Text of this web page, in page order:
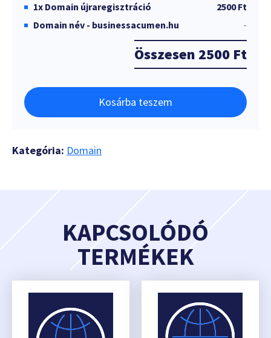
1x Domain újraregisztráció
2500 Ft
Domain név - businessacumen.hu
-
Összesen 2500 Ft
Kosárba teszem
Kategória: Domain
KAPCSOLÓDÓ
TERMÉKEK